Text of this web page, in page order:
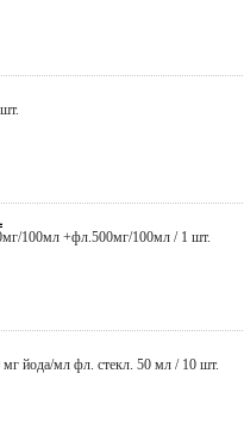
100мл +фл.500мг/100мл / 1 шт.
мг йода/мл фл. стекл. 50 мл / 10 шт.